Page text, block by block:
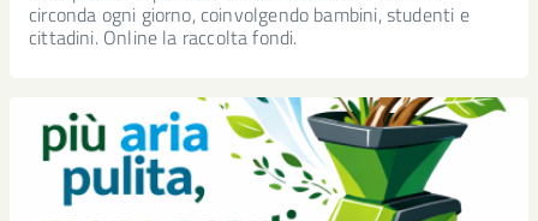
circonda ogni giorno, coinvolgendo bambini, studenti e
cittadini. Online la raccolta fondi.